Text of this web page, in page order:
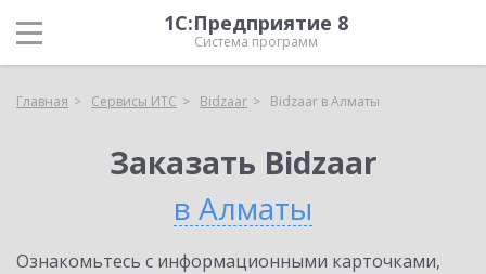
1С:Предприятие 8
Система программ
Главная Сервисы ИТС Bidzaar Bidzaar в Алматы
Заказать Bidzaar
в Алматы
Ознакомьтесь с информационными карточками,